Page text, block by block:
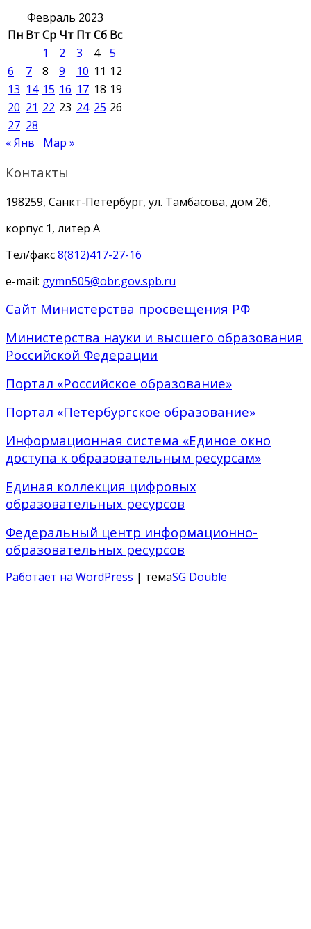
Февраль 2023
Пн ВтСр Чт ПтСб Вс
1
2 3 4
5
6
7 8 9 10 11 12
13 14 15 16 17 18 19
20 21 22 23 24 25 26
27 28
« Янв
Мар »
Контакты
198259, Санкт-Петербург, ул. Тамбасова, дом 26,
корпус 1, литер А
Тел/факс8(812)417-27-16
e-mail: gymn505@obr.gov.spb.ru
Сайт Министерства просвещения РФ
Министерства науки и высшего образования
Российской Федерации
Портал «Российское образование»
Портал «Петербургское образование»
Информационная система «Единое окно
доступа к образовательным ресурсам»
Единая коллекция цифровых
образовательных ресурсов
Федеральный центр информационно-
образовательных ресурсов
Работает на WordPress | темаSG Double